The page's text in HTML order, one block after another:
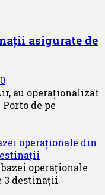
asigurate de
0
au operaționalizat
de pe
operaționale din